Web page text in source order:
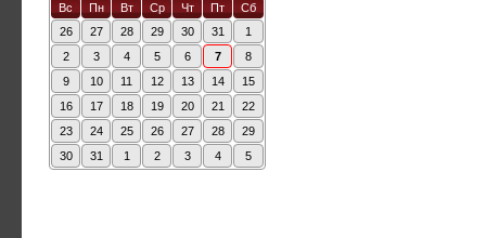
Вс
Пн Вт Ср Чт Пт
Сб
26
27 28 29 30 31
1
2
3 4 5 6 7
8
9
10 11 12 13 14
15
16
17 18 19 20 21
22
23
24 25 26 27 28
29
30
31 1 2 3 4 5